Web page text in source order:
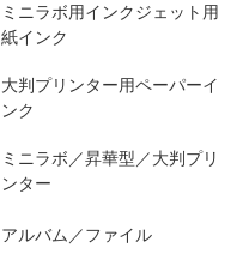
ミニラボ用インクジェット用
紙インク
大判プリンター用ペーパーイ
ンク
ミニラボ／昇華型／大判プリ
ンター
アルバム／ファイル